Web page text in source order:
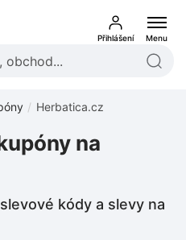
Přihlášení Menu
Herbatica.cz
na
kódy a slevy na